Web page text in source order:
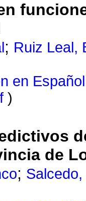
; Ruiz Leal,
en Español
)
de
;